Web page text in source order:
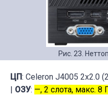
Рис. 23.
ЦП: Celeron J4005 2x2.0
ОЗУ: —, 2 слота, макс. 8